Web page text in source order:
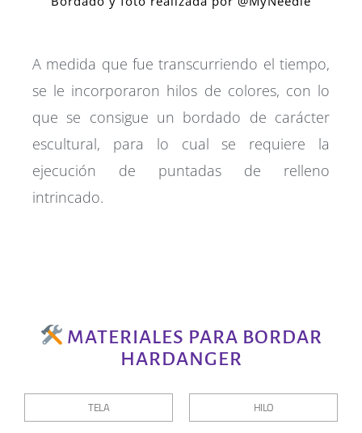
A medida que fue transcurriendo el tiempo,
se le incorporaron hilos de colores, con lo
que se consigue un bordado de carácter
escultural, para lo cual se requiere la
ejecución de puntadas de relleno
intrincado.
MATERIALES PARA BORDAR
HARDANGER
TELA HILO